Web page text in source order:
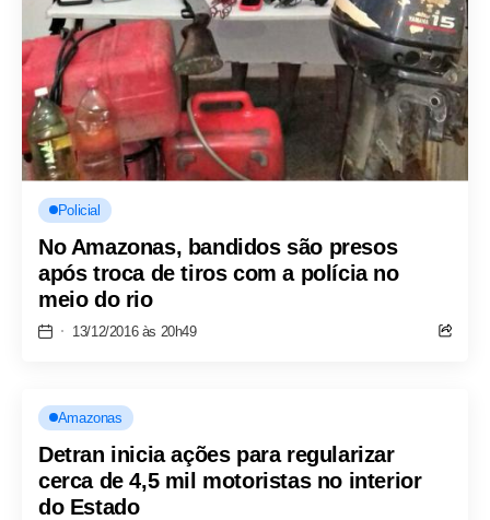
Policial
No Amazonas, bandidos são presos
após troca de tiros com a polícia no
meio do rio
13/12/2016 às 20h49
Amazonas
Detran inicia ações para regularizar
cerca de 4,5 mil motoristas no interior
do Estado